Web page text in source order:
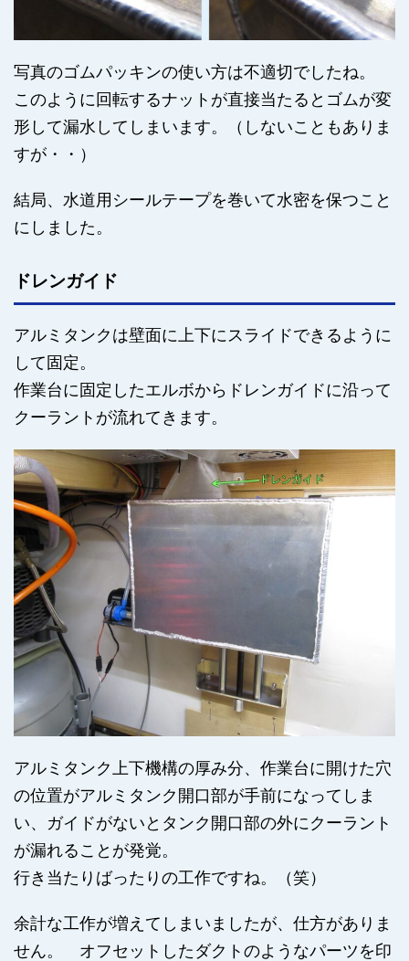
写真のゴムパッキンの使い方は不適切でしたね。
このように回転するナットが直接当たるとゴムが変
形して漏水してしまいます。（しないこともありま
すが・・）
結局、水道用シールテープを巻いて水密を保つこと
にしました。
ドレンガイド
アルミタンクは壁面に上下にスライドできるように
して固定。
作業台に固定したエルボからドレンガイドに沿って
クーラントが流れてきます。
アルミタンク上下機構の厚み分、作業台に開けた穴
の位置がアルミタンク開口部が手前になってしま
い、ガイドがないとタンク開口部の外にクーラント
が漏れることが発覚。
行き当たりばったりの工作ですね。（笑）
余計な工作が増えてしまいましたが、仕方がありま
せん。 オフセットしたダクトのようなパーツを印